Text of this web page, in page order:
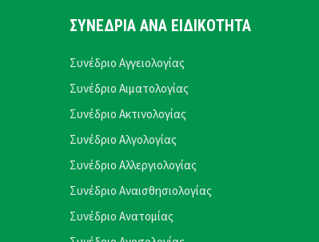
ΣΥΝΕΔΡΙΑ ΑΝΑ ΕΙΔΙΚΟΤΗΤΑ
Συνέδριο Αγγειολογίας
Συνέδριο Αιματολογίας
Συνέδριο Ακτινολογίας
Συνέδριο Αλγολογίας
Συνέδριο Αλλεργιολογίας
Συνέδριο Αναισθησιολογίας
Συνέδριο Ανατομίας